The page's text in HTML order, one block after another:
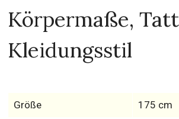
Körpermaße,
Kleidungsstil
Größe 175 cm